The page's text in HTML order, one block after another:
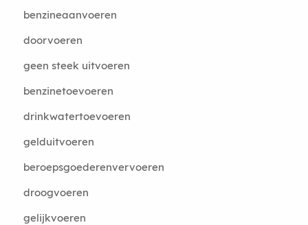
benzineaanvoeren
doorvoeren
geen steek uitvoeren
benzinetoevoeren
drinkwatertoevoeren
gelduitvoeren
beroepsgoederenvervoeren
droogvoeren
gelijkvoeren